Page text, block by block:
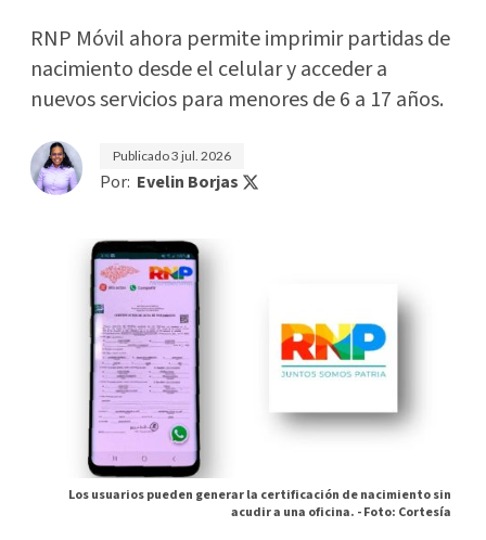
RNP Móvil ahora permite imprimir partidas de
nacimiento desde el celular y acceder a
nuevos servicios para menores de 6 a 17 años.
Publicado3 jul. 2026
Por: Evelin Borjas
Los usuarios pueden generar la certificación de nacimiento sin
acudir a una oficina. -Foto: Cortesía